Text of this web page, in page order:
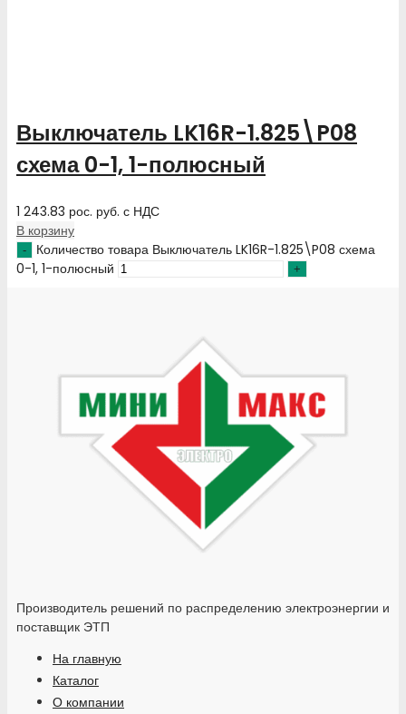
Выключатель LK16R-1.825\P08
схема 0-1, 1-полюсный
1 243.83 рос. руб. с НДС
В корзину
Количество товара Выключатель LK16R-1.825\P08 схема
0-1, 1-полюсный
Производитель решений по распределению электроэнергии и
поставщик ЭТП
На главную
Каталог
О компании